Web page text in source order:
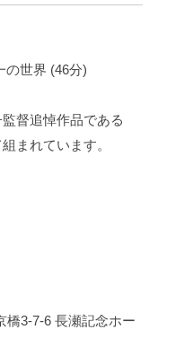
の世界 (46分)
督追悼作品である
まれています。
橋3-7-6 長瀬記念ホー